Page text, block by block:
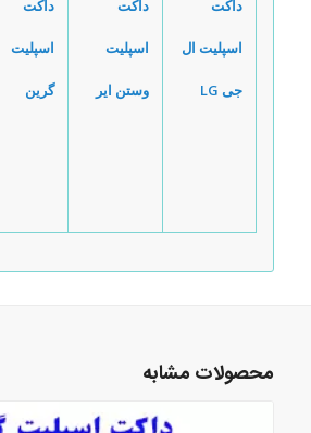
داکت
اسپلیت ال
جی LG
داکت
اسپلیت
وستن ایر
داکت
اسپلیت
گرین
محصولات مشابه